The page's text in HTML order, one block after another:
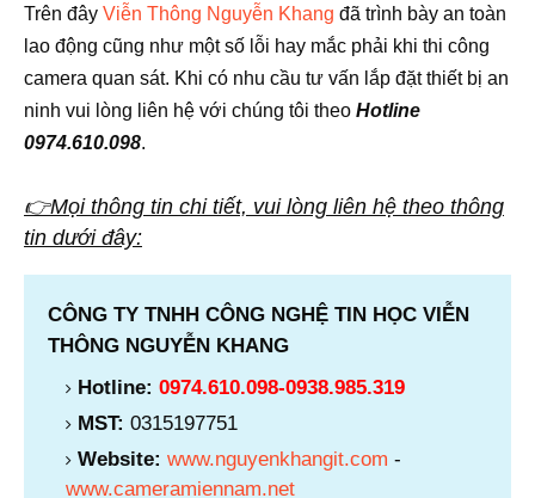
Trên đây Viễn Thông Nguyễn Khang đã trình bày an toàn
lao động cũng như một số lỗi hay mắc phải khi thi công
camera quan sát. Khi có nhu cầu tư vấn lắp đặt thiết bị an
ninh vui lòng liên hệ với chúng tôi theo Hotline
0974.610.098.
👉Mọi thông tin chi tiết, vui lòng liên hệ theo thông
tin dưới đây:
CÔNG TY TNHH CÔNG NGHỆ TIN HỌC VIỄN
THÔNG NGUYỄN KHANG
Hotline: 0974.610.098-0938.985.319
MST: 0315197751
Website: www.nguyenkhangit.com -
www.cameramiennam.net